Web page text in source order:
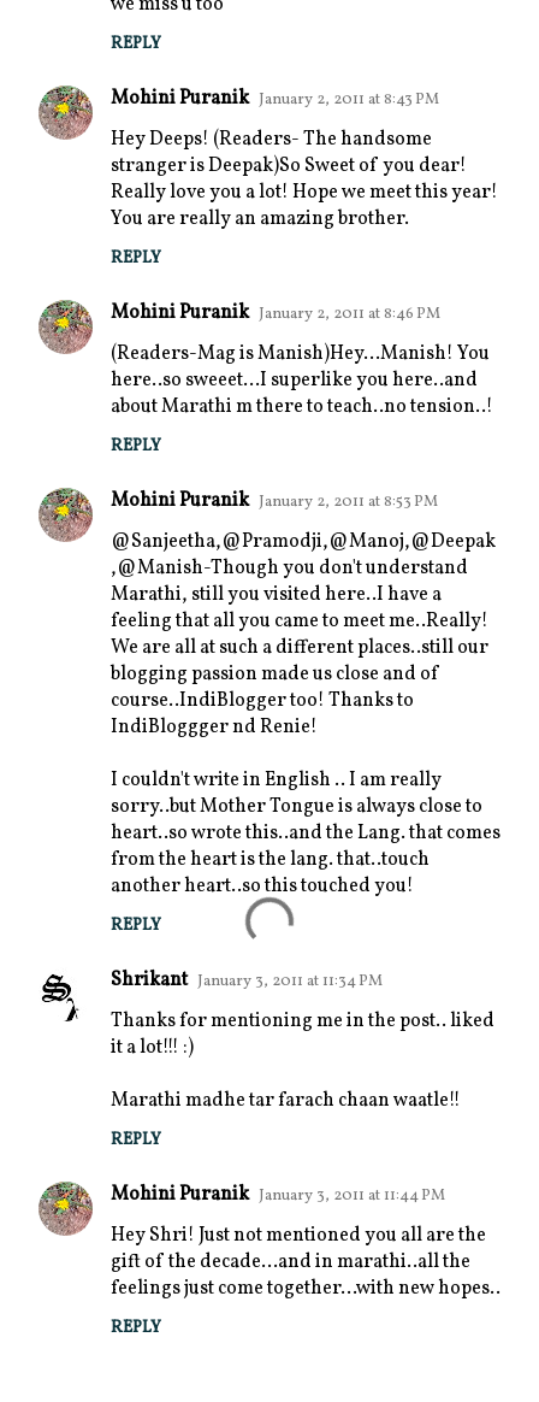
REPLY
Mohini Puranik January 2, 2011 at 8:43 PM
Hey Deeps! (Readers- The handsome
stranger is Deepak)So Sweet of you dear!
Really love you a lot! Hope we meet this year!
You are really an amazing brother.
REPLY
Mohini Puranik January 2, 2011 at 8:46 PM
(Readers-Mag is Manish)Hey...Manish! You
here..so sweeet...I superlike you here..and
about Marathi m there to teach..no tension..!
REPLY
Mohini Puranik January 2, 2011 at 8:53 PM
@Sanjeetha,@Pramodji,@Manoj,@Deepak
,@Manish-Though you don't understand
Marathi, still you visited here..I have a
feeling that all you came to meet me..Really!
We are all at such a different places..still our
blogging passion made us close and of
course..IndiBlogger too! Thanks to
IndiBloggger nd Renie!
I couldn't write in English .. I am really
sorry..but Mother Tongue is always close to
heart..so wrote this..and the Lang. that comes
from the heart is the lang. that..touch
another heart..so this touched you!
REPLY
Shrikant January 3, 2011 at 11:34 PM
Thanks for mentioning me in the post.. liked
it a lot!!! :)
Marathi madhe tar farach chaan waatle!!
REPLY
Mohini Puranik January 3, 2011 at 11:44 PM
Hey Shri! Just not mentioned you all are the
gift of the decade...and in marathi..all the
feelings just come together...with new hopes..
REPLY